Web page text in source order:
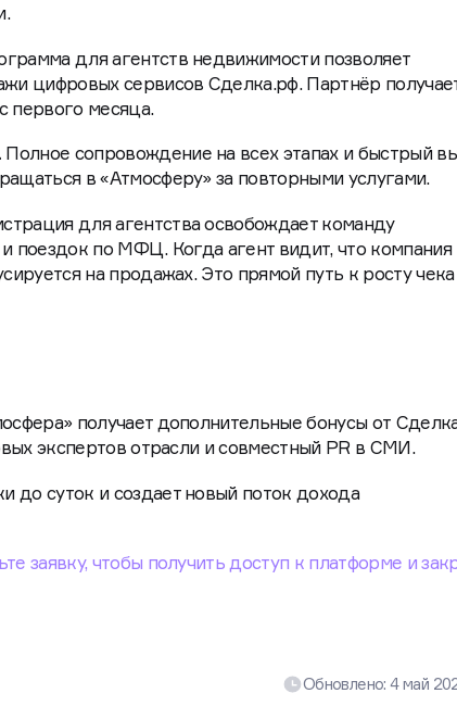
для агентств недвижимости позволяет
цифровых сервисов Сделка.рф. Партнёр
первого месяца.
Полное сопровождение на всех этапах и быстрый
в «Атмосферу» за повторными услугами.
для агентства освобождает команду
поездок по МФЦ. Когда агент видит, что компания
на продажах. Это прямой путь к росту чека
получает дополнительные бонусы от
экспертов отрасли и совместный PR в СМИ.
до суток и создает новый поток дохода
заявку, чтобы получить доступ к платформе и
Обновлено:4 май